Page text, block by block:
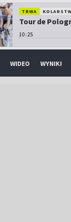
TRWA
Tour de
10:25
WIDEO WYNIKI